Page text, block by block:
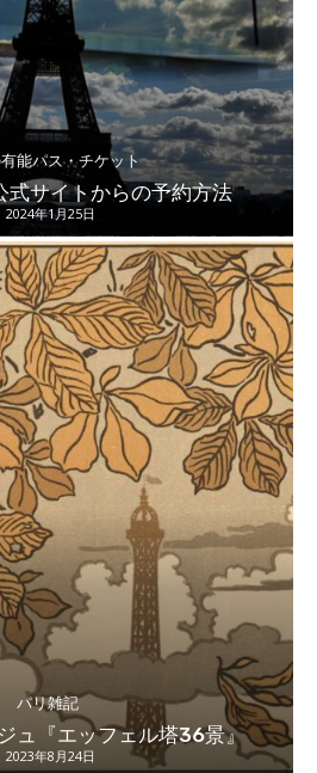
能パス・チケット
式サイトからの予約方法
2024年1月25日
パリ雑記
ュ『エッフェル塔36景』
2023年8月24日